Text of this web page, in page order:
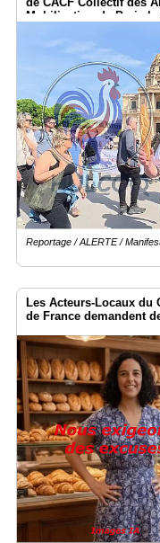
Mobilisation de Paris le
Reportage / ALERTE /
Les Acteurs-Locaux du
de France demandent